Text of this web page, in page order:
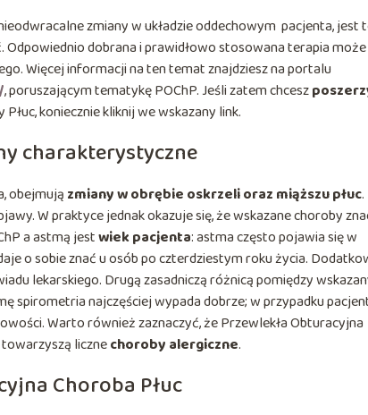
zmiany w układzie oddechowym pacjenta, jest
Odpowiednio dobrana i prawidłowo stosowana terapia może
Więcej informacji na ten temat znajdziesz na portalu
, poruszającym tematykę POChP. Jeśli zatem chcesz
koniecznie kliknij we wskazany link.
charakterystyczne
obejmują zmiany w obrębie oskrzeli oraz miąższu płuc.
W praktyce jednak okazuje się, że wskazane choroby
a astmą jestwiek pacjenta: astma często pojawia się w
o sobie znać u osób po czterdziestym roku życia.
lekarskiego. Drugą zasadniczą różnicą pomiędzy
spirometria najczęściej wypada dobrze; w przypadku
Warto również zaznaczyć, że Przewlekła Obturacyjna
licznechoroby alergiczne.
Choroba Płuc